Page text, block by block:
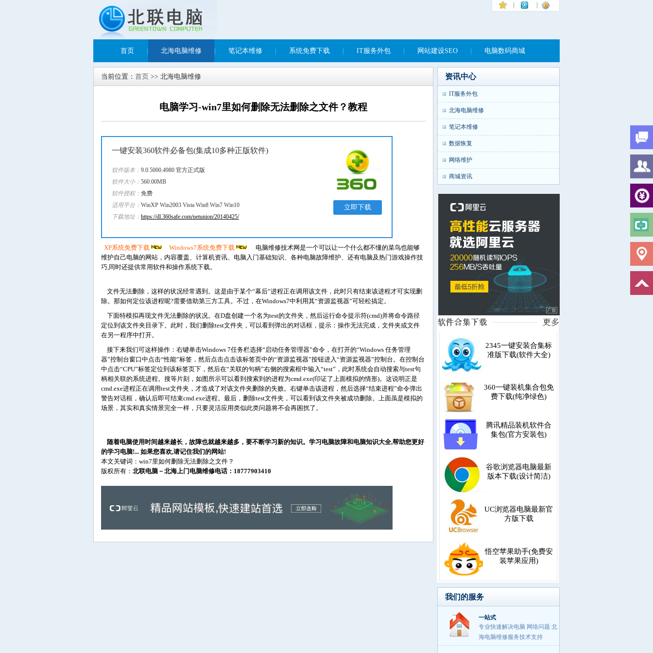
首页 北海电脑维修 笔记本维修 系统免费下载 IT服务外包 网站建设SEO 电脑数码商城
当前位置： 首页 >> 北海电脑维修
电脑学习-win7里如何删除无法删除之文件？教程
一键安装360软件必备包(集成10多种正版软件)
软件版本： 9.0.5000.4980 官方正式版
软件大小： 560.00MB
软件授权： 免费
适用平台： WinXP Win2003 Vista Win8 Win7 Win10
下载地址： https://dl.360safe.com/netunion/20140425/
立即下载
XP系统免费下载 Windows7系统免费下载
电脑维修技术网是一个可以让一个什么都不懂的菜鸟也能够
维护自己电脑的网站，内容覆盖、计算机资讯、电脑入门基础知识、各种电脑故障维护、还有电脑及热门游戏操作技
巧,同时还提供常用软件和操作系统下载。
文件无法删除，这样的状况经常遇到。这是由于某个“幕后”进程正在调用该文件，此时只有结束该进程才可实现删
除。那如何定位该进程呢?需要借助第三方工具。不过，在Windows7中利用其“资源监视器”可轻松搞定。
下面特模拟再现文件无法删除的状况。在D盘创建一个名为test的文件夹，然后运行命令提示符(cmd)并将命令路径
定位到该文件夹目录下。此时，我们删除test文件夹，可以看到弹出的对话框，提示：操作无法完成，文件夹或文件
在另一程序中打开。
接下来我们可这样操作：右键单击Windows 7任务栏选择“启动任务管理器”命令，在打开的“Windows 任务管理
器”控制台窗口中点击“性能”标签，然后点击点击该标签页中的“资源监视器”按钮进入“资源监视器”控制台。在控制台
中点击“CPU”标签定位到该标签页下，然后在“关联的句柄”右侧的搜索框中输入“test”，此时系统会自动搜索与test句
柄相关联的系统进程。搜等片刻，如图所示可以看到搜索到的进程为cmd.exe(印证了上面模拟的情形)。这说明正是
cmd.exe进程正在调用test文件夹，才造成了对该文件夹删除的失败。右键单击该进程，然后选择“结束进程”命令弹出
警告对话框，确认后即可结束cmd.exe进程。最后，删除test文件夹，可以看到该文件夹被成功删除。上面虽是模拟的
场景，其实和真实情景完全一样，只要灵活应用类似此类问题将不会再困扰了。
随着电脑使用时间越来越长，故障也就越来越多，要不断学习新的知识。学习电脑故障和电脑知识大全,帮助您更好
的学习电脑!... 如果您喜欢,请记住我们的网站!
本文关键词：win7里如何删除无法删除之文件？
版权所有： 北联电脑－北海上门电脑维修电话：18777903410
资讯中心
IT服务外包
北海电脑维修
笔记本维修
数据恢复
网络维护
商城资讯
2345一键安装合集标
准版下载(软件大全)
360一键装机集合包免
费下载(纯净绿色)
腾讯精品装机软件合
集包(官方安装包)
谷歌浏览器电脑最新
版本下载(设计简洁)
UC浏览器电脑最新官
方版下载
悟空苹果助手(免费安
装苹果应用)
我们的服务
一站式
专业快速解决电脑 网络问题 北
海电脑维修服务技术支持